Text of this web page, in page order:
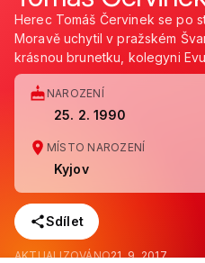
Herec Tomáš Červinek se po
Moravě uchytil v pražském
krásnou brunetku, kolegyni
NAROZENÍ
25. 2. 1990
MÍSTO NAROZENÍ
Kyjov
Sdílet
AKTUALIZOVÁNO21. 9. 2017